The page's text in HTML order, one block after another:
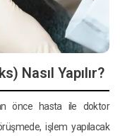
Nasıl Yapılır?
önce hasta ile doktor
işlem yapılacak